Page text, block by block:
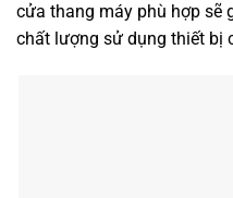
cửa thang máy phù hợp sẽ
chất lượng sử dụng thiết bị